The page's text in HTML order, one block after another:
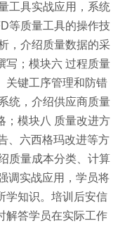
工具实战应用，系统
等质量工具的操作技
，介绍质量数据的采
写；模块六 过程质量
关键工序管理和防错
统，介绍供应商质量
；模块八 质量改进方
、六西格玛改进等方
质量成本分类、计算
调实战应用，学员将
学知识。培训后安信
解答学员在实际工作